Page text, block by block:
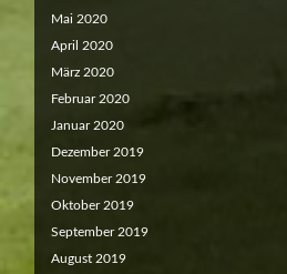
Mai 2020
April 2020
März 2020
Februar 2020
Januar 2020
Dezember 2019
November 2019
Oktober 2019
September 2019
August 2019